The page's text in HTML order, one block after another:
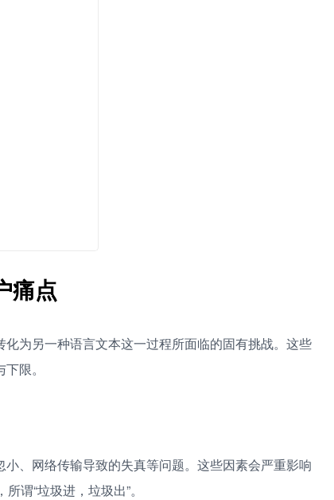
痛点
为另一种语言文本这一过程所面临的固有挑战。这些
限。
、网络传输导致的失真等问题。这些因素会严重影响
谓“垃圾进，垃圾出”。